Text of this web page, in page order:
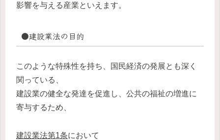
影響を与える産業といえます。
●建設業法の目的
このような特殊性を持ち、国民経済の発展とも深く
関っている、
建設業の健全な発達を促進し、公共の福祉の増進に
寄与するため、
建設業法第1条において